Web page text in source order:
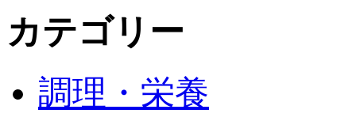
カテゴリー
調理・栄養